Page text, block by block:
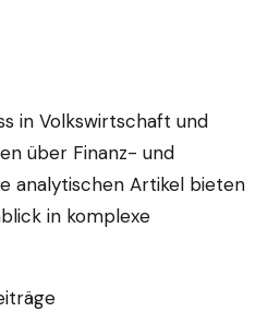
in Volkswirtschaft und
über Finanz- und
analytischen Artikel bieten
in komplexe